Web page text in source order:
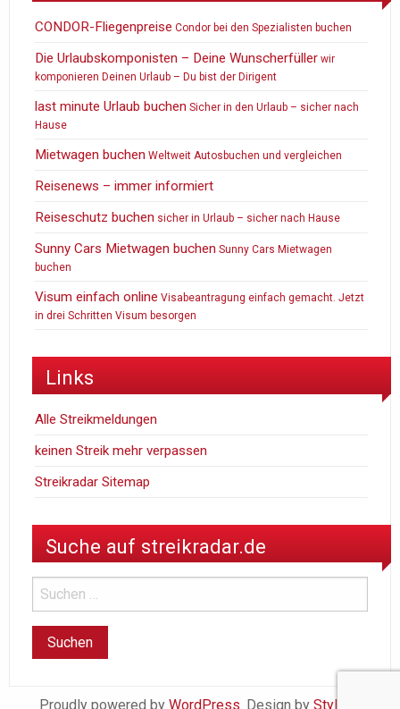
CONDOR-Fliegenpreise Condor bei den Spezialisten buchen
Die Urlaubskomponisten – Deine Wunscherfüller wir
komponieren Deinen Urlaub – Du bist der Dirigent
last minute Urlaub buchen Sicher in den Urlaub – sicher nach
Hause
Mietwagen buchen Weltweit Autosbuchen und vergleichen
Reisenews – immer informiert
Reiseschutz buchen sicher in Urlaub – sicher nach Hause
Sunny Cars Mietwagen buchen Sunny Cars Mietwagen
buchen
Visum einfach online Visabeantragung einfach gemacht. Jetzt
in drei Schritten Visum besorgen
Links
Alle Streikmeldungen
keinen Streik mehr verpassen
Streikradar Sitemap
Suche auf streikradar.de
Proudly powered by WordPress . Design by StylishWP